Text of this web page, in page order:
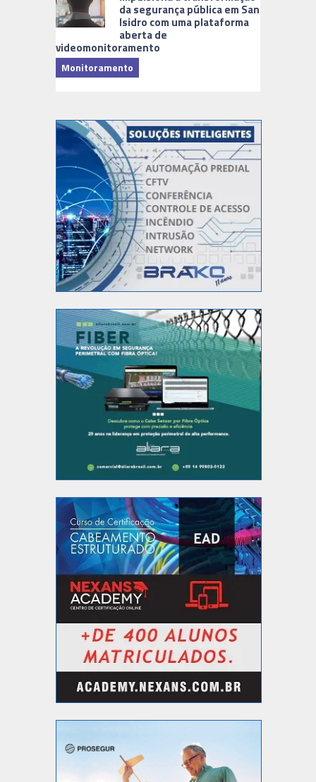
da segurança pública em San
Isidro com uma plataforma
aberta de
videomonitoramento
Monitoramento